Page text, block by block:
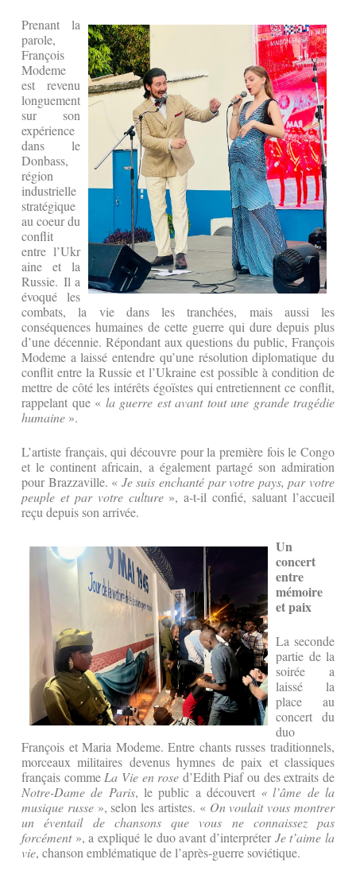
Prenant la
parole,
François
Modeme
est revenu
longuement
sur son
expérience
dans le
Donbass,
région
industrielle
stratégique
au coeur du
conflit
entre l’Ukr
aine et la
Russie. Il a
évoqué les
combats, la vie dans les tranchées, mais aussi les
conséquences humaines de cette guerre qui dure depuis plus
d’une décennie. Répondant aux questions du public, François
Modeme a laissé entendre qu’une résolution diplomatique du
conflit entre la Russie et l’Ukraine est possible à condition de
mettre de côté les intérêts égoïstes qui entretiennent ce conflit,
rappelant que « la guerre est avant tout une grande tragédie
humaine ».
L’artiste français, qui découvre pour la première fois le Congo
et le continent africain, a également partagé son admiration
pour Brazzaville. « Je suis enchanté par votre pays, par votre
peuple et par votre culture », a-t-il confié, saluant l’accueil
reçu depuis son arrivée.
Un
concert
entre
mémoire
et paix
La seconde
partie de la
soirée a
laissé la
place au
concert du
duo
François et Maria Modeme. Entre chants russes traditionnels,
morceaux militaires devenus hymnes de paix et classiques
français commeLa Vie en rose d’Edith Piaf ou des extraits de
Notre-Dame de Paris, le public a découvert « l’âme de la
musique russe », selon les artistes. « On voulait vous montrer
un éventail de chansons que vous ne connaissez pas
forcément», a expliqué le duo avant d’interpréterJe t’aime la
vie, chanson emblématique de l’après-guerre soviétique.